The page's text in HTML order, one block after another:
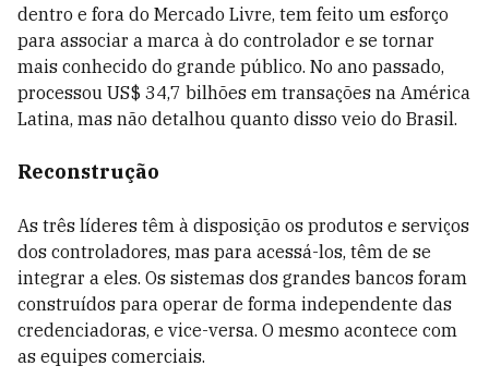
dentro e fora do Mercado Livre, tem feito um esforço
para associar a marca à do controlador e se tornar
mais conhecido do grande público. No ano passado,
processou US$ 34,7 bilhões em transações na América
Latina, mas não detalhou quanto disso veio do Brasil.
Reconstrução
As três líderes têm à disposição os produtos e serviços
dos controladores, mas para acessá-los, têm de se
integrar a eles. Os sistemas dos grandes bancos foram
construídos para operar de forma independente das
credenciadoras, e vice-versa. O mesmo acontece com
as equipes comerciais.